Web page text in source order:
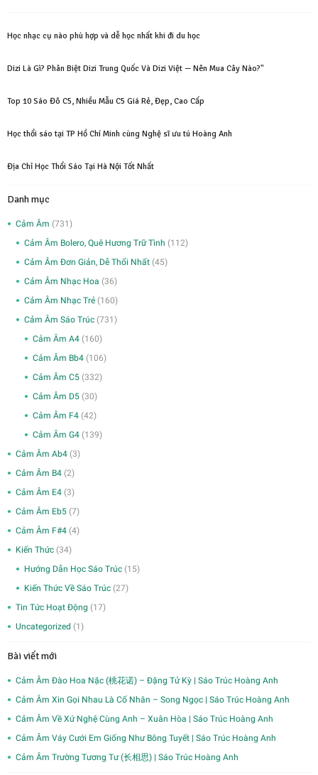
Học nhạc cụ nào phù hợp và dễ học nhất khi đi du học
Dizi Là Gì? Phân Biệt Dizi Trung Quốc Và Dizi Việt — Nên Mua Cây Nào?"
Top 10 Sáo Đô C5, Nhiều Mẫu C5 Giá Rẻ, Đẹp, Cao Cấp
Học thổi sáo tại TP Hồ Chí Minh cùng Nghệ sĩ ưu tú Hoàng Anh
Địa Chỉ Học Thổi Sáo Tại Hà Nội Tốt Nhất
Danh mục
Cảm Âm (731)
Cảm Âm Bolero, Quê Hương Trữ Tình (112)
Cảm Âm Đơn Giản, Dễ Thổi Nhất (45)
Cảm Âm Nhạc Hoa (36)
Cảm Âm Nhạc Trẻ (160)
Cảm Âm Sáo Trúc (731)
Cảm Âm A4 (160)
Cảm Âm Bb4 (106)
Cảm Âm C5 (332)
Cảm Âm D5 (30)
Cảm Âm F4 (42)
Cảm Âm G4 (139)
Cảm Âm Ab4 (3)
Cảm Âm B4 (2)
Cảm Âm E4 (3)
Cảm Âm Eb5 (7)
Cảm Âm F#4 (4)
Kiến Thức (34)
Hướng Dẫn Học Sáo Trúc (15)
Kiến Thức Về Sáo Trúc (27)
Tin Tức Hoạt Động (17)
Uncategorized (1)
Bài viết mới
Cảm Âm Đào Hoa Nặc (桃花诺) – Đặng Tử Kỳ | Sáo Trúc Hoàng Anh
Cảm Âm Xin Gọi Nhau Là Cố Nhân – Song Ngọc | Sáo Trúc Hoàng Anh
Cảm Âm Về Xứ Nghệ Cùng Anh – Xuân Hòa | Sáo Trúc Hoàng Anh
Cảm Âm Váy Cưới Em Giống Như Bông Tuyết | Sáo Trúc Hoàng Anh
Cảm Âm Trường Tương Tư (长相思) | Sáo Trúc Hoàng Anh